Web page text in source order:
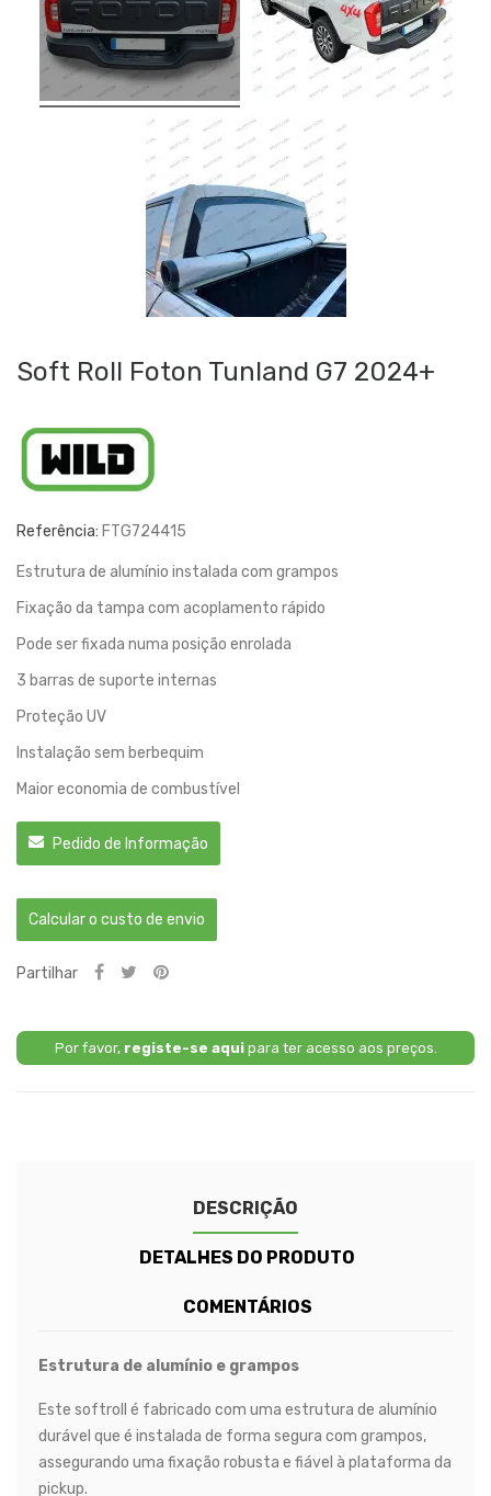
Soft Roll Foton Tunland G7 2024+
Referência: FTG724415
Estrutura de alumínio instalada com grampos
Fixação da tampa com acoplamento rápido
Pode ser fixada numa posição enrolada
3 barras de suporte internas
Proteção UV
Instalação sem berbequim
Maior economia de combustível
Pedido de Informação
Calcular o custo de envio
Partilhar
Por favor, registe-se aquipara ter acesso aos preços.
DESCRIÇÃO
DETALHES DO PRODUTO
COMENTÁRIOS
Estrutura de alumínio e grampos
Este softroll é fabricado com uma estrutura de alumínio
durável que é instalada de forma segura com grampos,
assegurando uma fixação robusta e fiável à plataforma da
pickup.